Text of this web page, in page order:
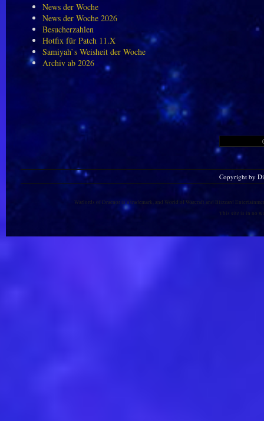
News der Woche
News der Woche 2026
Besucherzahlen
Hotfix für Patch 11.X
Samiyah`s Weisheit der Woche
Archiv ab 2026
Copyright by
Warlords of Draenor is a trademark, and World of Warcraft and Blizzard
This site is in no